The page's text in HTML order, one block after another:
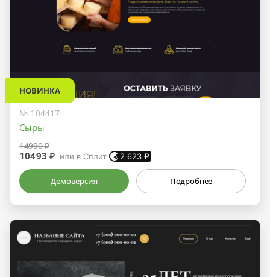
НОВИНКА
№ 104417
Сыры
14990 ₽
10493 ₽ или в Сплит 2 623 ₽
Демоверсия Подробнее